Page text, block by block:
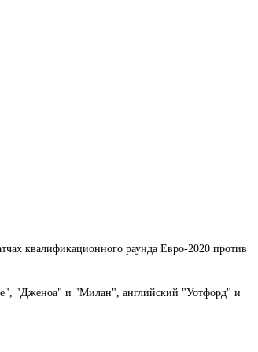
квалификационного раунда Евро-2020 против
"Дженоа" и "Милан", английский "Уотфорд" и